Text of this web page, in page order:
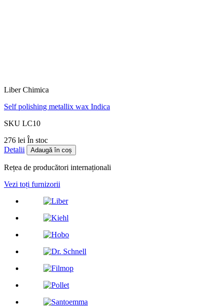
Liber Chimica
Self polishing metallix wax Indica
SKU LC10
276 lei În stoc
Detalii
Adaugă în coș
Rețea de producători internaționali
Vezi toți furnizorii